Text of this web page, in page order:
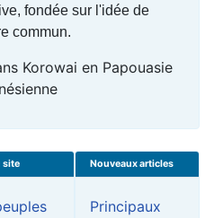
fondée sur l'idée de
commun.
Korowai en Papouasie
site Nouveaux articles
Principaux